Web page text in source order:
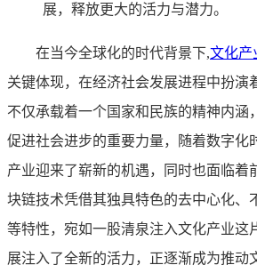
展，释放更大的活力与潜力。
在当今全球化的时代背景下,文化产
关键体现，在经济社会发展进程中扮演
不仅承载着一个国家和民族的精神内涵
促进社会进步的重要力量，随着数字化
产业迎来了崭新的机遇，同时也面临着
块链技术凭借其独具特色的去中心化、
等特性，宛如一股清泉注入文化产业这
展注入了全新的活力，正逐渐成为推动